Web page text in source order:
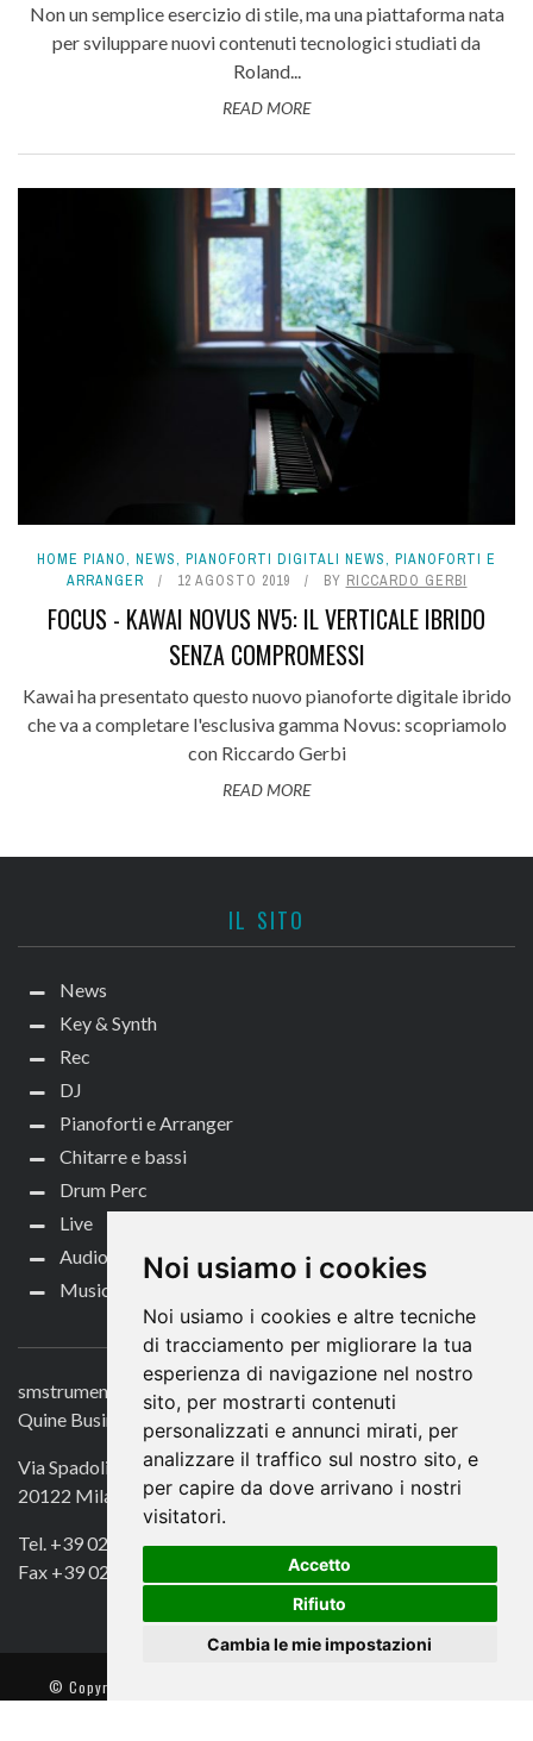
Noi usiamo i cookies
Noi usiamo i cookies e altre tecniche
di tracciamento per migliorare la tua
esperienza di navigazione nel nostro
sito, per mostrarti contenuti
personalizzati e annunci mirati, per
analizzare il traffico sul nostro sito, e
per capire da dove arrivano i nostri
visitatori.
Accetto
Rifiuto
Cambia le mie impostazioni
Non un semplice esercizio di stile, ma una piattaforma nata
per sviluppare nuovi contenuti tecnologici studiati da
Roland...
READ MORE
HOME PIANO, NEWS, PIANOFORTI DIGITALI NEWS, PIANOFORTI E
ARRANGER
12 AGOSTO 2019 BY RICCARDO GERBI
FOCUS - KAWAI NOVUS NV5: IL VERTICALE IBRIDO
SENZA COMPROMESSI
Kawai ha presentato questo nuovo pianoforte digitale ibrido
che va a completare l'esclusiva gamma Novus: scopriamolo
con Riccardo Gerbi
READ MORE
IL SITO
News
Key & Synth
Rec
DJ
Pianoforti e Arranger
Chitarre e bassi
Drum Perc
Live
Audio per video
Music Life
CONTATTACI
smstrumentimusicali.it
Quine Business Publisher
Via Spadolini 7
20122 Milano
Tel. +39 02 49756990
Fax +39 02 72016740
© Copyright 2018. All Rights Reserved -